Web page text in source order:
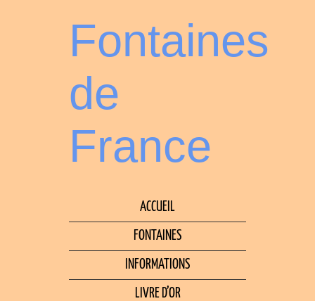
Fontaines
de
France
ACCUEIL
FONTAINES
INFORMATIONS
LIVRE D’OR